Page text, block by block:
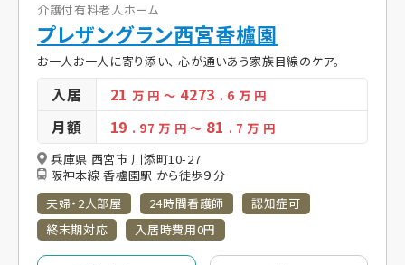
介護付有料老人ホーム
プレザングラン西宮香櫨園
お一人お一人に寄り添い、 心が通いあう家族目線のケア。
入居 21万 円 ～ 4273 . 6 万 円
月額 19 . 97万 円 ～ 81 . 7万 円
兵庫県 西宮市 川添町10-27
阪神本線 香櫨園駅 から徒歩９分
夫婦・2人部屋
24時間看護師
認知症可
終末期対応
入居時費用0円